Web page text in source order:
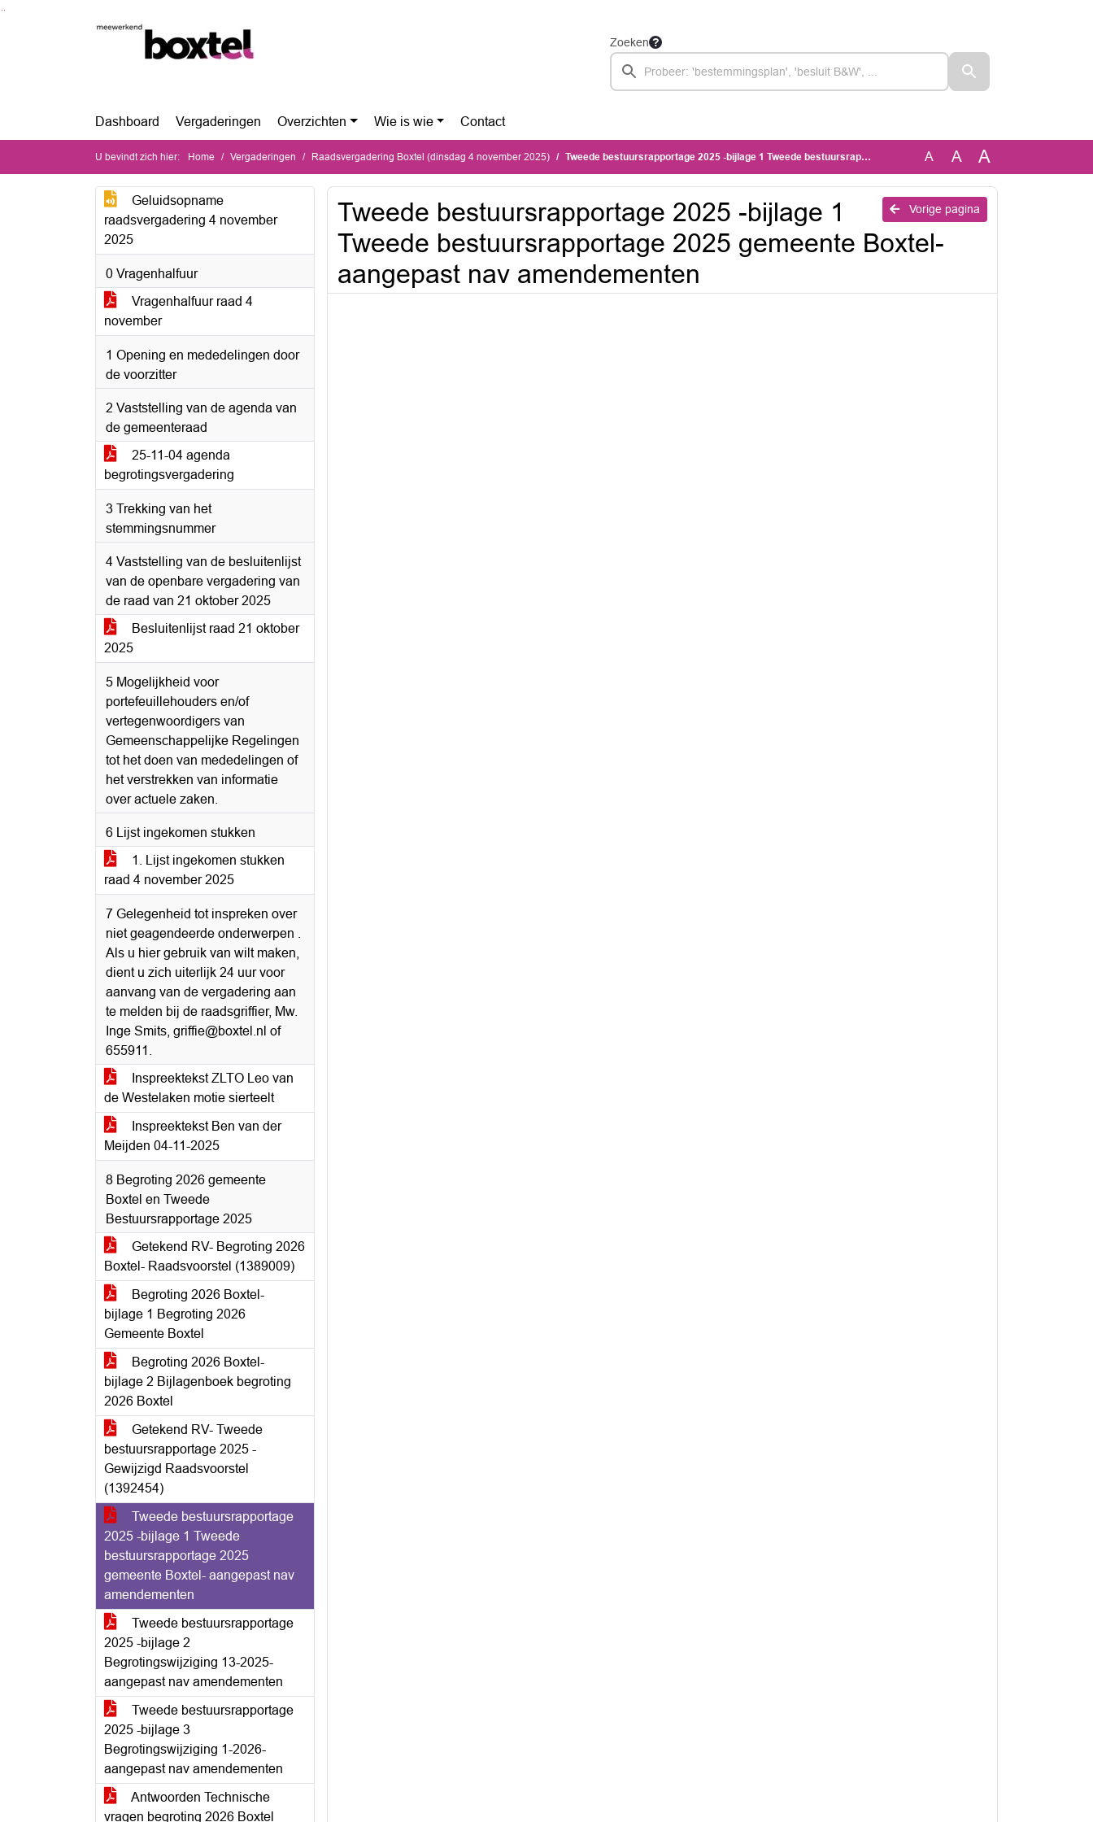
Zoeken
Dashboard Vergaderingen Overzichten Wie is wie Contact
U bevindt zich hier: Home Vergaderingen Raadsvergadering Boxtel (dinsdag 4 november 2025) Tweede bestuursrapportage 2025 -bijlage 1 Tweede bestuursrapportage 2025 gemeente Boxtel- aangepast nav amendementen A A A
Geluidsopname
raadsvergadering 4 november
2025
0 Vragenhalfuur
Vragenhalfuur raad 4
november
1 Opening en mededelingen door
de voorzitter
2 Vaststelling van de agenda van
de gemeenteraad
25-11-04 agenda
begrotingsvergadering
3 Trekking van het
stemmingsnummer
4 Vaststelling van de besluitenlijst
van de openbare vergadering van
de raad van 21 oktober 2025
Besluitenlijst raad 21 oktober
2025
5 Mogelijkheid voor
portefeuillehouders en/of
vertegenwoordigers van
Gemeenschappelijke Regelingen
tot het doen van mededelingen of
het verstrekken van informatie
over actuele zaken.
6 Lijst ingekomen stukken
1. Lijst ingekomen stukken
raad 4 november 2025
7 Gelegenheid tot inspreken over
niet geagendeerde onderwerpen .
Als u hier gebruik van wilt maken,
dient u zich uiterlijk 24 uur voor
aanvang van de vergadering aan
te melden bij de raadsgriffier, Mw.
Inge Smits, griffie@boxtel.nl of
655911.
Inspreektekst ZLTO Leo van
de Westelaken motie sierteelt
Inspreektekst Ben van der
Meijden 04-11-2025
8 Begroting 2026 gemeente
Boxtel en Tweede
Bestuursrapportage 2025
Getekend RV- Begroting 2026
Boxtel- Raadsvoorstel (1389009)
Begroting 2026 Boxtel-
bijlage 1 Begroting 2026
Gemeente Boxtel
Begroting 2026 Boxtel-
bijlage 2 Bijlagenboek begroting
2026 Boxtel
Getekend RV- Tweede
bestuursrapportage 2025 -
Gewijzigd Raadsvoorstel
(1392454)
Tweede bestuursrapportage
2025 -bijlage 1 Tweede
bestuursrapportage 2025
gemeente Boxtel- aangepast nav
amendementen
Tweede bestuursrapportage
2025 -bijlage 2
Begrotingswijziging 13-2025-
aangepast nav amendementen
Tweede bestuursrapportage
2025 -bijlage 3
Begrotingswijziging 1-2026-
aangepast nav amendementen
Antwoorden Technische
vragen begroting 2026 Boxtel
Vorige pagina
Tweede bestuursrapportage 2025 -bijlage 1
Tweede bestuursrapportage 2025 gemeente Boxtel-
aangepast nav amendementen